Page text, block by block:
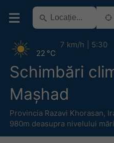
Schimbări
Mașhad
Provincia Razavi Khorasan,
980m deasupra nivelului
22 °C
7 km/h 5:30